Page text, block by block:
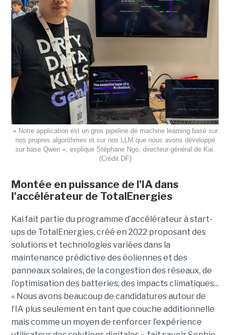
« Notre application est un gros pipeline de machine learning basé sur
nos propres algorithmes et sur nos LLM que nous avons développé
sur base Qwen », explique Stéphane Ngo, directeur général de Kai.
(Crédit DF)
Montée en puissance de l'IA dans
l'accélérateur de TotalEnergies
Kai fait partie du programme d’accélérateur à start-
ups de TotalEnergies, créé en 2022 proposant des
solutions et technologies variées dans la
maintenance prédictive des éoliennes et des
panneaux solaires, de la congestion des réseaux, de
l’optimisation des batteries, des impacts climatiques...
« Nous avons beaucoup de candidatures autour de
l’IA plus seulement en tant que couche additionnelle
mais comme un moyen de renforcer l’expérience